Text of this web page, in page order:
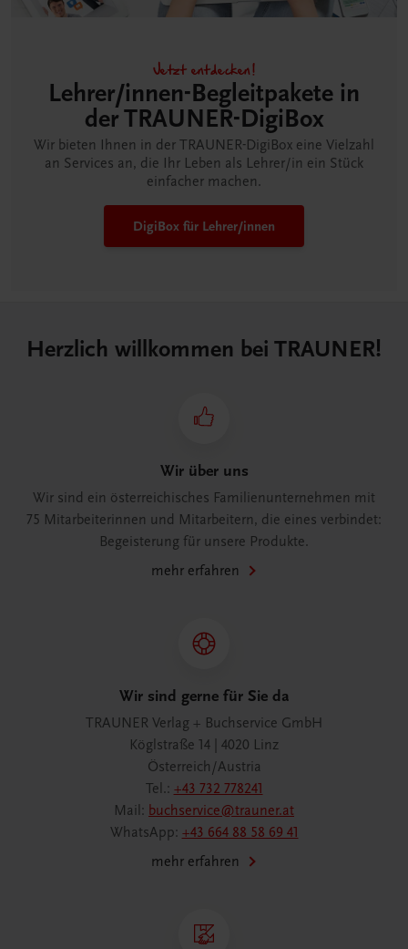
Jetzt entdecken!
Lehrer/innen-Begleitpakete in
der TRAUNER-DigiBox
Wir bieten Ihnen in der TRAUNER-DigiBox eine Vielzahl
an Services an, die Ihr Leben als Lehrer/in ein Stück
einfacher machen.
DigiBox für Lehrer/innen
Herzlich willkommen bei TRAUNER!
Wir über uns
Wir sind ein österreichisches Familienunternehmen mit
75 Mitarbeiterinnen und Mitarbeitern, die eines verbindet:
Begeisterung für unsere Produkte.
mehr erfahren
Wir sind gerne für Sie da
TRAUNER Verlag + Buchservice GmbH
Köglstraße 14 | 4020 Linz
Österreich/Austria
Tel.: +43 732 778241
Mail: buchservice@trauner.at
WhatsApp: +43 664 88 58 69 41
mehr erfahren